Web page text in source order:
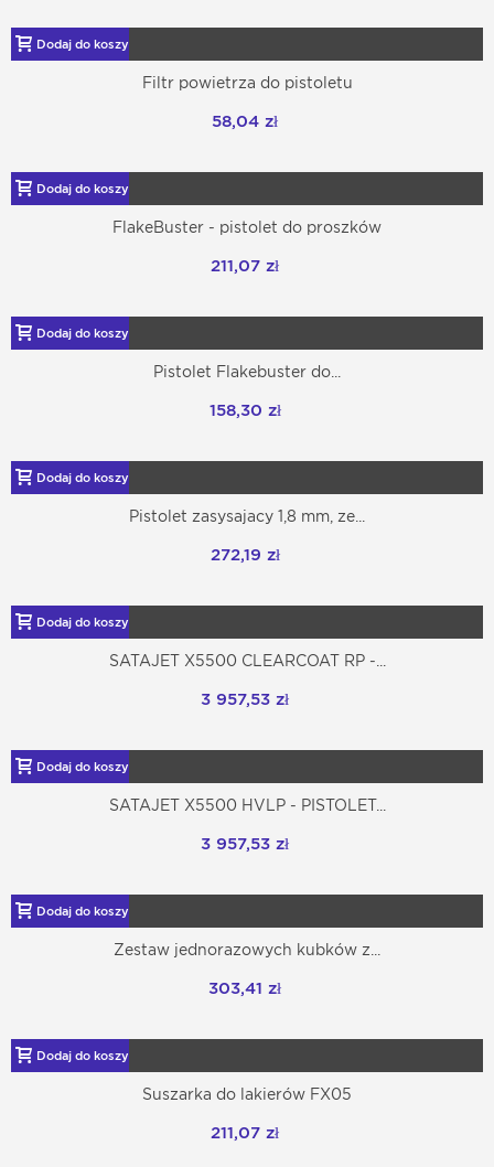
Dodaj do koszyka
Filtr powietrza do pistoletu
58,04 zł
Dodaj do koszyka
FlakeBuster - pistolet do proszków
211,07 zł
Dodaj do koszyka
Pistolet Flakebuster do...
158,30 zł
Dodaj do koszyka
Pistolet zasysajacy 1,8 mm, ze...
272,19 zł
Dodaj do koszyka
SATAJET X5500 CLEARCOAT RP -...
3 957,53 zł
Dodaj do koszyka
SATAJET X5500 HVLP - PISTOLET...
3 957,53 zł
Dodaj do koszyka
Zestaw jednorazowych kubków z...
303,41 zł
Dodaj do koszyka
Suszarka do lakierów FX05
211,07 zł